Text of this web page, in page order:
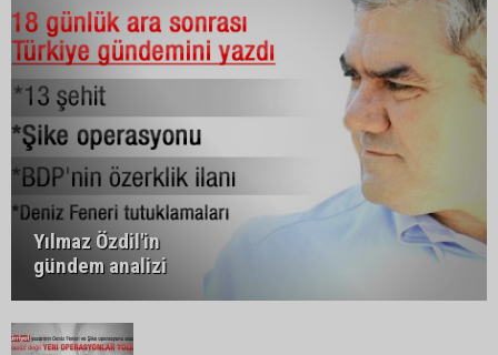
Yılmaz Özdil'in
gündem analizi